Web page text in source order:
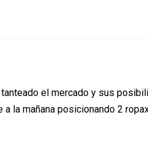
tanteado el mercado y sus
la mañana posicionando 2